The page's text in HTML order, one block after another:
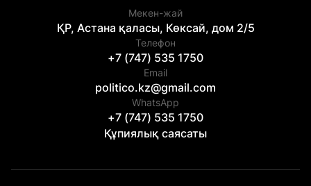
Мекен-жай
ҚР, Астана қаласы, Көксай, дом 2/5
Телефон
+7 (747) 535 1750
Email
politico.kz@gmail.com
WhatsApp
+7 (747) 535 1750
Құпиялық саясаты